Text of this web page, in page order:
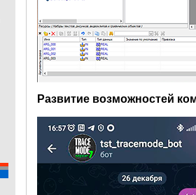
Развитие возможностей